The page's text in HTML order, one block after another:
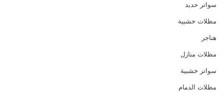
سواتر حديد
مظلات خشبية
هناجر
مظلات منازل
سواتر خشبية
مظلات الدمام